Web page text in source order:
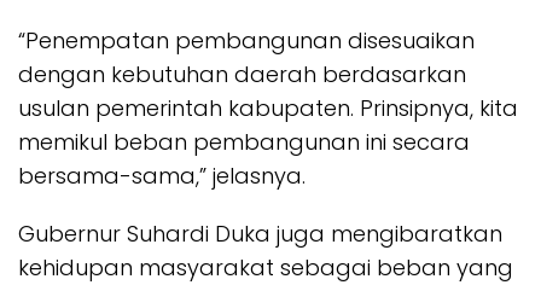
“Penempatan pembangunan disesuaikan
dengan kebutuhan daerah berdasarkan
usulan pemerintah kabupaten. Prinsipnya, kita
memikul beban pembangunan ini secara
bersama-sama,” jelasnya.
Gubernur Suhardi Duka juga mengibaratkan
kehidupan masyarakat sebagai beban yang